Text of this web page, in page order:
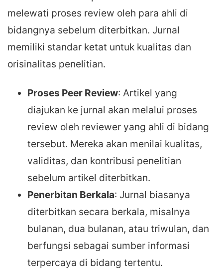
melewati proses review oleh para ahli di
bidangnya sebelum diterbitkan. Jurnal
memiliki standar ketat untuk kualitas dan
orisinalitas penelitian.
Proses Peer Review: Artikel yang
diajukan ke jurnal akan melalui proses
review oleh reviewer yang ahli di bidang
tersebut. Mereka akan menilai kualitas,
validitas, dan kontribusi penelitian
sebelum artikel diterbitkan.
Penerbitan Berkala: Jurnal biasanya
diterbitkan secara berkala, misalnya
bulanan, dua bulanan, atau triwulan, dan
berfungsi sebagai sumber informasi
terpercaya di bidang tertentu.